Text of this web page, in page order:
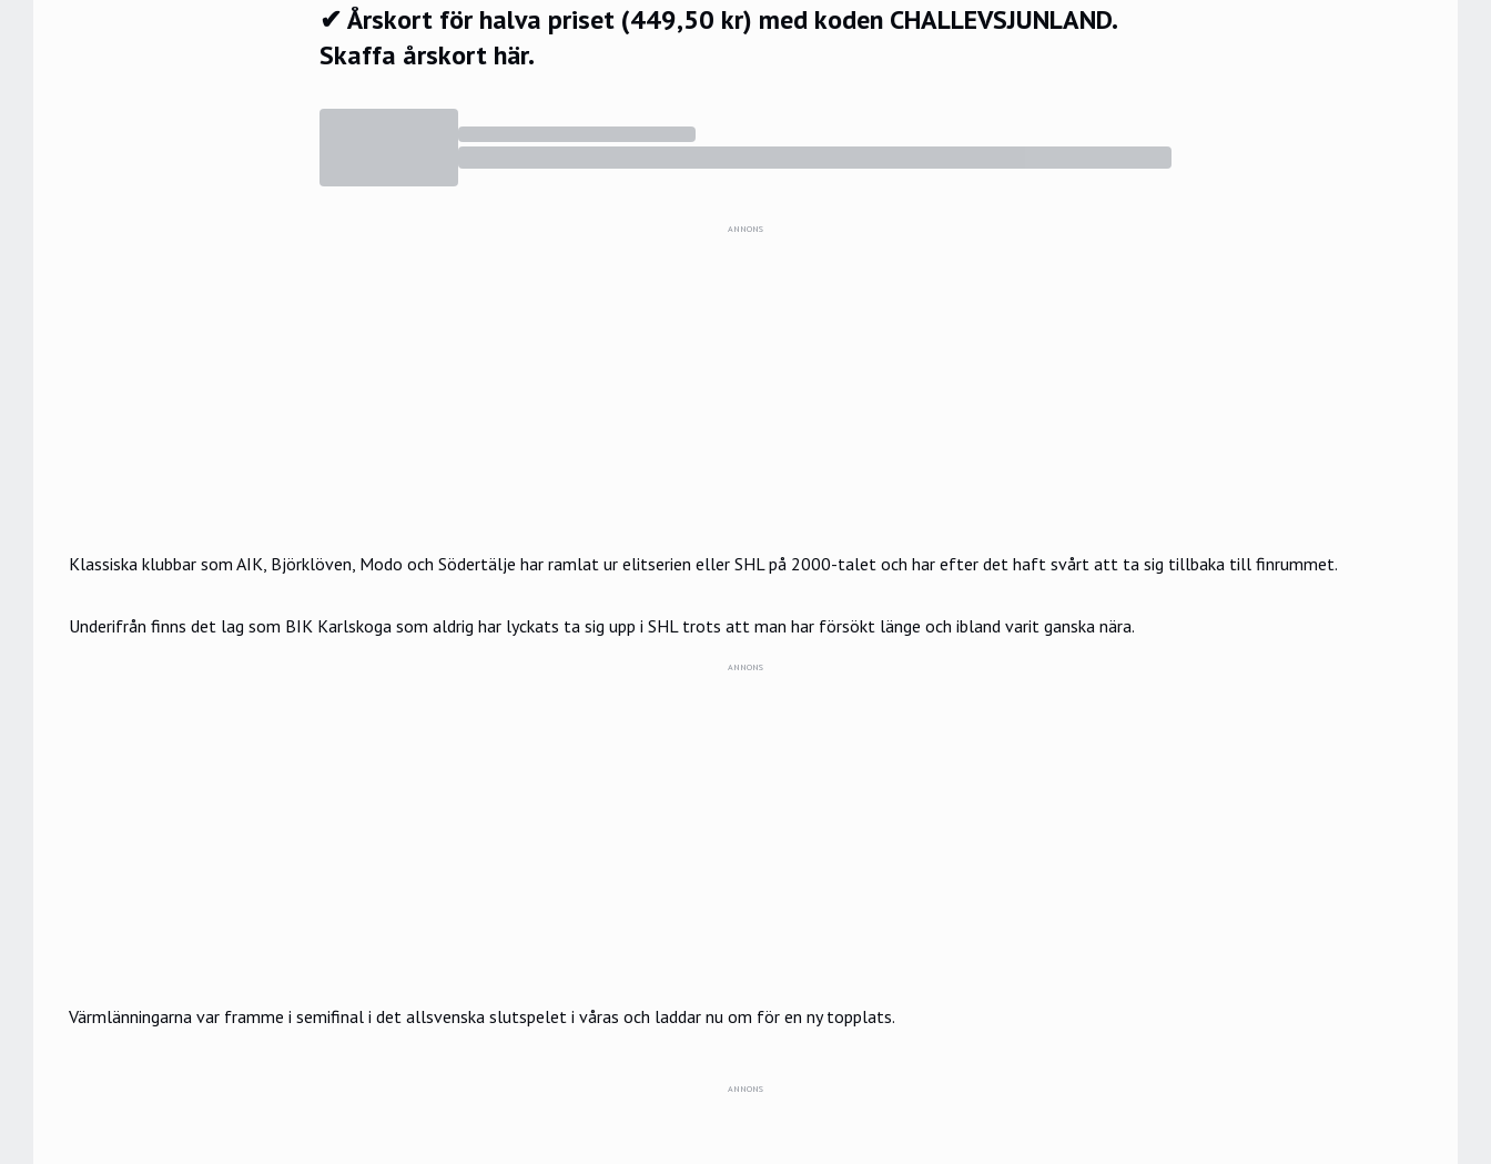
✔ Årskort för halva priset (449,50 kr) med koden CHALLEVSJUNLAND.
Skaffa årskort här.
ANNONS
Klassiska klubbar som AIK, Björklöven, Modo och Södertälje har ramlat ur elitserien eller SHL på 2000-talet och har efter det haft svårt att ta sig tillbaka till finrummet.
Underifrån finns det lag som BIK Karlskoga som aldrig har lyckats ta sig upp i SHL trots att man har försökt länge och ibland varit ganska nära.
ANNONS
Värmlänningarna var framme i semifinal i det allsvenska slutspelet i våras och laddar nu om för en ny topplats.
ANNONS